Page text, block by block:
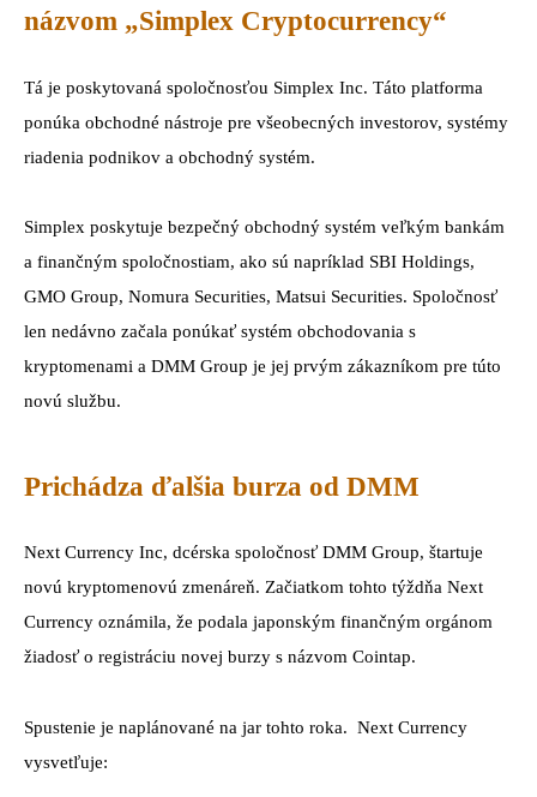
názvom „Simplex Cryptocurrency“
Tá je poskytovaná spoločnosťou Simplex Inc. Táto platforma
ponúka obchodné nástroje pre všeobecných investorov, systémy
riadenia podnikov a obchodný systém.
Simplex poskytuje bezpečný obchodný systém veľkým bankám
a finančným spoločnostiam, ako sú napríklad SBI Holdings,
GMO Group, Nomura Securities, Matsui Securities. Spoločnosť
len nedávno začala ponúkať systém obchodovania s
kryptomenami a DMM Group je jej prvým zákazníkom pre túto
novú službu.
Prichádza ďalšia burza od DMM
Next Currency Inc, dcérska spoločnosť DMM Group, štartuje
novú kryptomenovú zmenáreň. Začiatkom tohto týždňa Next
Currency oznámila, že podala japonským finančným orgánom
žiadosť o registráciu novej burzy s názvom Cointap.
Spustenie je naplánované na jar tohto roka. Next Currency
vysvetľuje: